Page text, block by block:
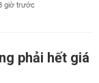
giờ trước
phải hết giá